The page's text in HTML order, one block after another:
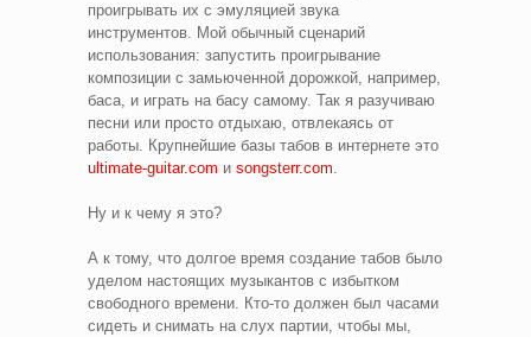
проигрывать их с эмуляцией звука
инструментов. Мой обычный сценарий
использования: запустить проигрывание
композиции с замьюченной дорожкой, например,
баса, и играть на басу самому. Так я разучиваю
песни или просто отдыхаю, отвлекаясь от
работы. Крупнейшие базы табов в интернете это
ultimate-guitar.com и songsterr.com.
Ну и к чему я это?
А к тому, что долгое время создание табов было
уделом настоящих музыкантов с избытком
свободного времени. Кто-то должен был часами
сидеть и снимать на слух партии, чтобы мы,